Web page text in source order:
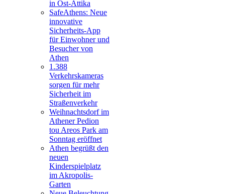
in Ost-Attika
SafeAthens: Neue
innovative
Sicherheits-App
für Einwohner und
Besucher von
Athen
1.388
Verkehrskameras
sorgen für mehr
Sicherheit im
Straßenverkehr
Weihnachtsdorf im
Athener Pedion
tou Areos Park am
Sonntag eröffnet
Athen begrüßt den
neuen
Kinderspielplatz
im Akropolis-
Garten